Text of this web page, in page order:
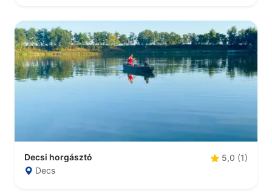
Decsi horgásztó
5,0 (1)
Decs